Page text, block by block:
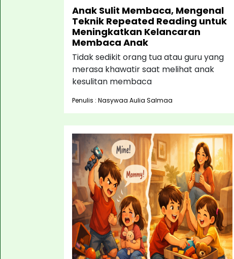
Anak Sulit Membaca, Mengenal
Teknik Repeated Reading untuk
Meningkatkan Kelancaran
Membaca Anak
Tidak sedikit orang tua atau guru yang
merasa khawatir saat melihat anak
kesulitan membaca
Penulis : Nasywaa Aulia Salmaa